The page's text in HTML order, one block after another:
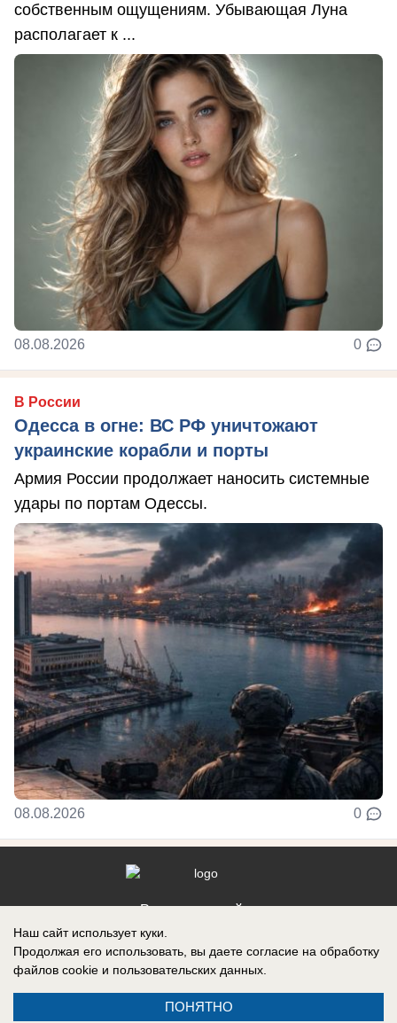
собственным ощущениям. Убывающая Луна
располагает к ...
08.08.2026 0
В России
Одесса в огне: ВС РФ уничтожают
украинские корабли и порты
Армия России продолжает наносить системные
удары по портам Одессы.
08.08.2026 0
Реклама на сайте
Наш сайт использует куки.
Продолжая его использовать, вы даете согласие на обработку
файлов cookie и пользовательских данных.
ПОНЯТНО